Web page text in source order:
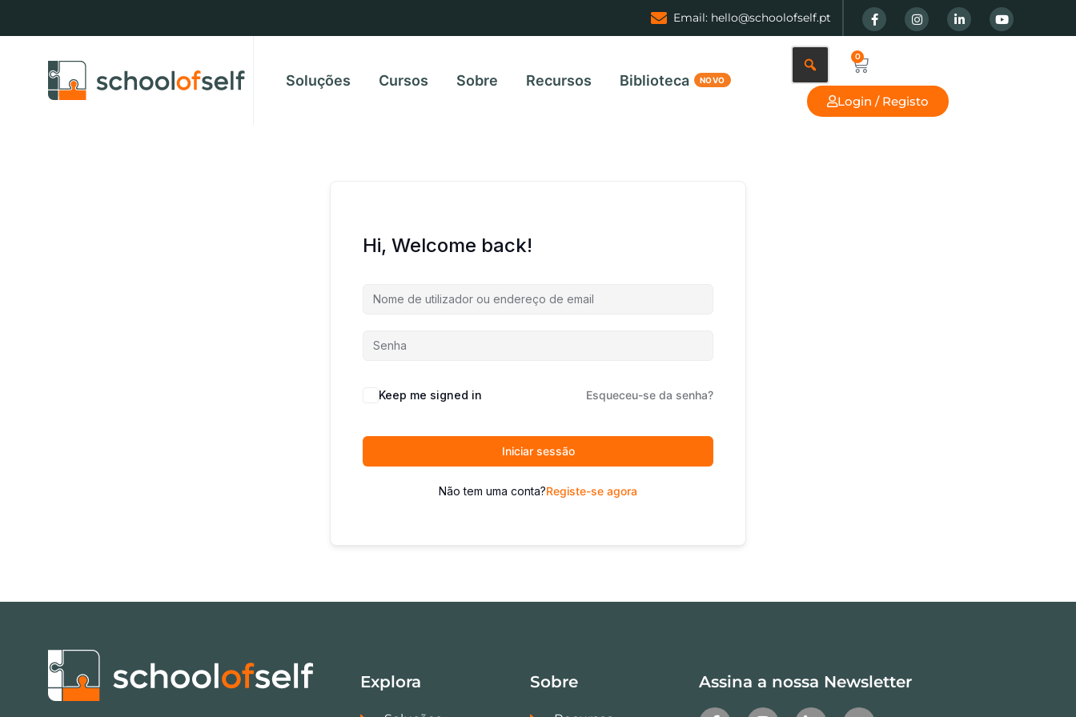
Email: hello@schoolofself.pt
Soluções Cursos Sobre Recursos Biblioteca
0
Login / Registo
Hi, Welcome back!
Keep me signed in Esqueceu-se da senha?
Iniciar sessão
Não tem uma conta?Registe-se agora
Explora Sobre Assina a nossa Newsletter